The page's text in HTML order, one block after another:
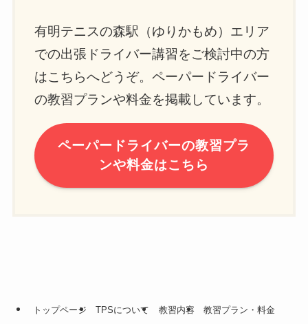
有明テニスの森駅（ゆりかもめ）エリア
での出張ドライバー講習をご検討中の方
はこちらへどうぞ。ペーパードライバー
の教習プランや料金を掲載しています。
ペーパードライバーの教習プラ
ンや料金はこちら
トップページ TPSについて 教習内容
教習プラン・料金